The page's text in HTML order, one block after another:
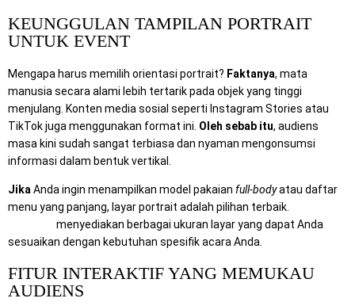
KEUNGGULAN TAMPILAN PORTRAIT
UNTUK EVENT
Mengapa harus memilih orientasi portrait? Faktanya, mata
manusia secara alami lebih tertarik pada objek yang tinggi
menjulang. Konten media sosial seperti Instagram Stories atau
TikTok juga menggunakan format ini. Oleh sebab itu, audiens
masa kini sudah sangat terbiasa dan nyaman mengonsumsi
informasi dalam bentuk vertikal.
Jika Anda ingin menampilkan model pakaian full-bodyatau daftar
menu yang panjang, layar portrait adalah pilihan terbaik.
menyediakan berbagai ukuran layar yang dapat Anda
sesuaikan dengan kebutuhan spesifik acara Anda.
FITUR INTERAKTIF YANG MEMUKAU
AUDIENS